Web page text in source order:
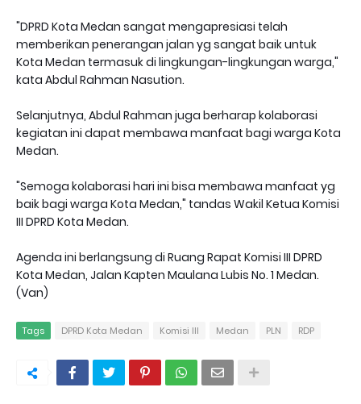
"DPRD Kota Medan sangat mengapresiasi telah
memberikan penerangan jalan yg sangat baik untuk
Kota Medan termasuk di lingkungan-lingkungan warga,"
kata Abdul Rahman Nasution.
Selanjutnya, Abdul Rahman juga berharap kolaborasi
kegiatan ini dapat membawa manfaat bagi warga Kota
Medan.
"Semoga kolaborasi hari ini bisa membawa manfaat yg
baik bagi warga Kota Medan," tandas Wakil Ketua Komisi
III DPRD Kota Medan.
Agenda ini berlangsung di Ruang Rapat Komisi III DPRD
Kota Medan, Jalan Kapten Maulana Lubis No. 1 Medan.
(Van)
Tags DPRD Kota Medan Komisi III Medan PLN RDP